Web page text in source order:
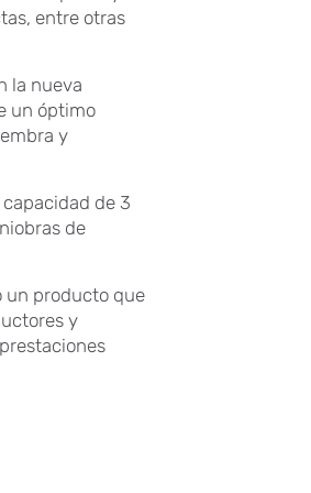
entre otras
la nueva
un óptimo
y
de 3
de
un producto que
y